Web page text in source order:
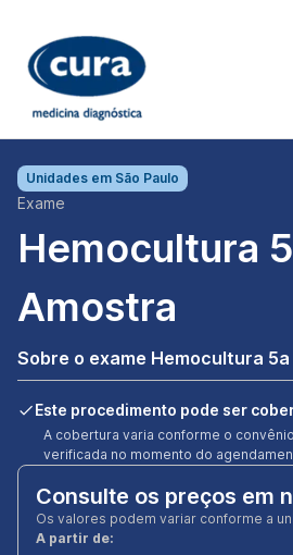
Unidades em São Paulo
Exame
Hemocultura
Amostra
Sobre o exame Hemocultura
Este procedimento pode ser
A cobertura varia conforme o
verificada no momento do
Consulte os preços em
Os valores podem variar conforme a
A partir de: